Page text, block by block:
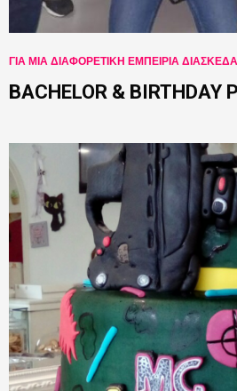
ΓΙΑ ΜΙΑ ΔΙΑΦΟΡΕΤΙΚΗ ΕΜΠΕΙΡΙΑ
BACHELOR & BIRTHDAY